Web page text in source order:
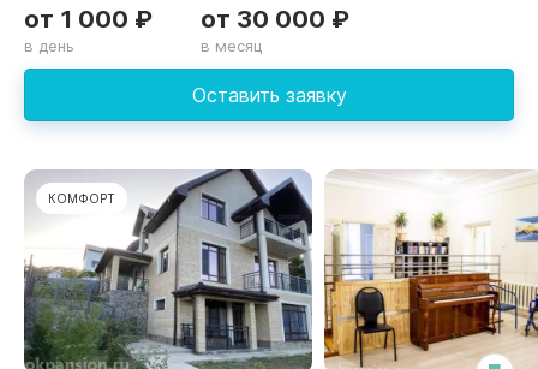
Оставить заявку
от 1 000 ₽
в день
от 30 000 ₽
в месяц
КОМФОРТ